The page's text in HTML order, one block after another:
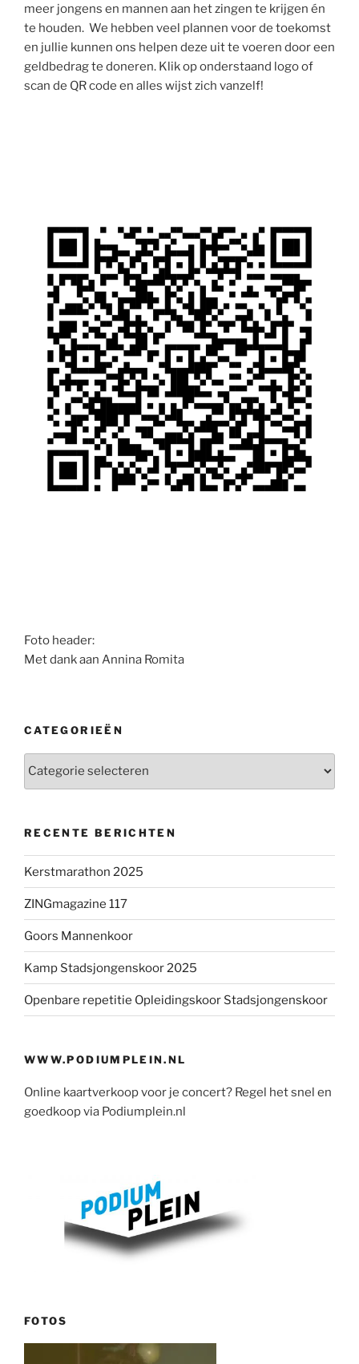
meer jongens en mannen aan het zingen te krijgen én
te houden. We hebben veel plannen voor de toekomst
en jullie kunnen ons helpen deze uit te voeren door een
geldbedrag te doneren. Klik op onderstaand logo of
scan de QR code en alles wijst zich vanzelf!
Foto header:
Met dank aan Annina Romita
CATEGORIEËN
Categorieën
RECENTE BERICHTEN
Kerstmarathon 2025
ZINGmagazine 117
Goors Mannenkoor
Kamp Stadsjongenskoor 2025
Openbare repetitie Opleidingskoor Stadsjongenskoor
WWW.PODIUMPLEIN.NL
Online kaartverkoop voor je concert? Regel het snel en
goedkoop via Podiumplein.nl
FOTOS